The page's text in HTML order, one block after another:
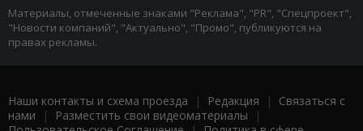
Материалы, отмеченные знаками "Реклама", "PR", "Спецпроект",
"Новости компаний", "Актуально", "Промо", публикуются на
правах рекламы.
Наши контакты и схема проезда | Редакция | Связаться с
нами | Разместить свои видеоматериалы |